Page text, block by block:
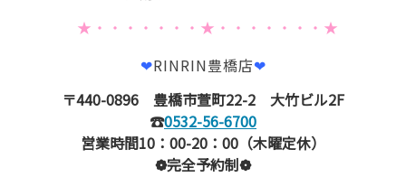
★・・・・・・・★・・・・・・・★
❤RINRIN豊橋店❤
〒440-0896 豊橋市萱町22-2 大竹ビル2F
☎0532-56-6700
営業時間10：00-20：00（木曜定休）
❁完全予約制❁